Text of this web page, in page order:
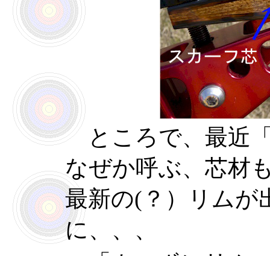
ところで、最近
なぜか呼ぶ、芯材
最新の(？）リムが
に、、、